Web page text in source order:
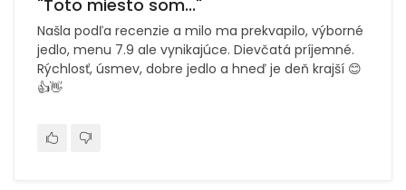
"Toto miesto som..."
Našla podľa recenzie a milo ma prekvapilo, výborné
jedlo, menu 7.9 ale vynikajúce. Dievčatá príjemné.
Rýchlosť, úsmev, dobre jedlo a hneď je deň krajší 😊
👍👋